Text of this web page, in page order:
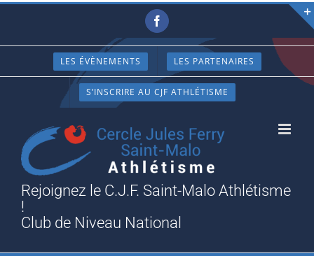
Passer
contenu
Facebook
LES ÉVÈNEMENTS LES PARTENAIRES
S’INSCRIRE AU CJF ATHLÉTISME
Rejoignez le C.J.F. Saint-Malo Athlétisme
!
Club de Niveau National